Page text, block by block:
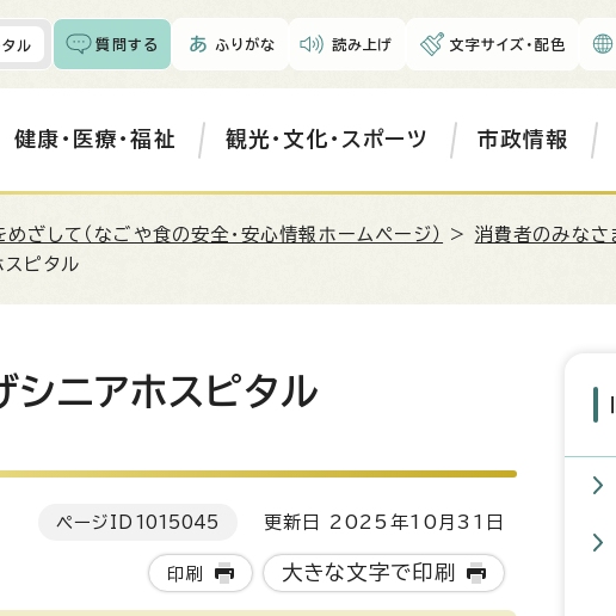
ル 質問する ふりがな 読み上げ 文字サイズ・配色
健康・医療・福祉 観光・文化・スポーツ 市政情報
めざして（なごや食の安全・安心情報ホームページ） > 消費者のみなさ
ピタル
ニアホスピタル
ページID 1015045 更新日 2025年10月31日
印刷 大きな文字で印刷